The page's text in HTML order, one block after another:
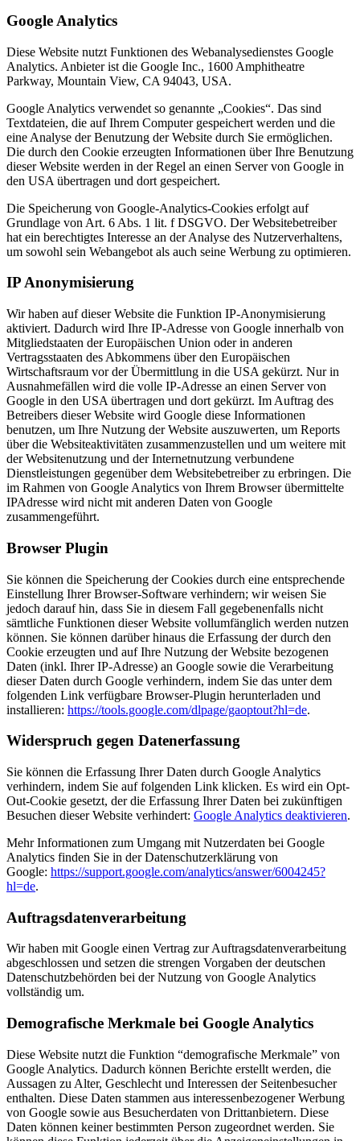
Google Analytics
Diese Website nutzt Funktionen des Webanalysedienstes Google
Analytics. Anbieter ist die Google Inc., 1600 Amphitheatre
Parkway, Mountain View, CA 94043, USA.
Google Analytics verwendet so genannte „Cookies“. Das sind
Textdateien, die auf Ihrem Computer gespeichert werden und die
eine Analyse der Benutzung der Website durch Sie ermöglichen.
Die durch den Cookie erzeugten Informationen über Ihre Benutzung
dieser Website werden in der Regel an einen Server von Google in
den USA übertragen und dort gespeichert.
Die Speicherung von Google-Analytics-Cookies erfolgt auf
Grundlage von Art. 6 Abs. 1 lit. f DSGVO. Der Websitebetreiber
hat ein berechtigtes Interesse an der Analyse des Nutzerverhaltens,
um sowohl sein Webangebot als auch seine Werbung zu optimieren.
IP Anonymisierung
Wir haben auf dieser Website die Funktion IP-Anonymisierung
aktiviert. Dadurch wird Ihre IP-Adresse von Google innerhalb von
Mitgliedstaaten der Europäischen Union oder in anderen
Vertragsstaaten des Abkommens über den Europäischen
Wirtschaftsraum vor der Übermittlung in die USA gekürzt. Nur in
Ausnahmefällen wird die volle IP-Adresse an einen Server von
Google in den USA übertragen und dort gekürzt. Im Auftrag des
Betreibers dieser Website wird Google diese Informationen
benutzen, um Ihre Nutzung der Website auszuwerten, um Reports
über die Websiteaktivitäten zusammenzustellen und um weitere mit
der Websitenutzung und der Internetnutzung verbundene
Dienstleistungen gegenüber dem Websitebetreiber zu erbringen. Die
im Rahmen von Google Analytics von Ihrem Browser übermittelte
IPAdresse wird nicht mit anderen Daten von Google
zusammengeführt.
Browser Plugin
Sie können die Speicherung der Cookies durch eine entsprechende
Einstellung Ihrer Browser-Software verhindern; wir weisen Sie
jedoch darauf hin, dass Sie in diesem Fall gegebenenfalls nicht
sämtliche Funktionen dieser Website vollumfänglich werden nutzen
können. Sie können darüber hinaus die Erfassung der durch den
Cookie erzeugten und auf Ihre Nutzung der Website bezogenen
Daten (inkl. Ihrer IP-Adresse) an Google sowie die Verarbeitung
dieser Daten durch Google verhindern, indem Sie das unter dem
folgenden Link verfügbare Browser-Plugin herunterladen und
installieren: https://tools.google.com/dlpage/gaoptout?hl=de.
Widerspruch gegen Datenerfassung
Sie können die Erfassung Ihrer Daten durch Google Analytics
verhindern, indem Sie auf folgenden Link klicken. Es wird ein Opt-
Out-Cookie gesetzt, der die Erfassung Ihrer Daten bei zukünftigen
Besuchen dieser Website verhindert: Google Analytics deaktivieren.
Mehr Informationen zum Umgang mit Nutzerdaten bei Google
Analytics finden Sie in der Datenschutzerklärung von
Google: https://support.google.com/analytics/answer/6004245?
hl=de.
Auftragsdatenverarbeitung
Wir haben mit Google einen Vertrag zur Auftragsdatenverarbeitung
abgeschlossen und setzen die strengen Vorgaben der deutschen
Datenschutzbehörden bei der Nutzung von Google Analytics
vollständig um.
Demografische Merkmale bei Google Analytics
Diese Website nutzt die Funktion “demografische Merkmale” von
Google Analytics. Dadurch können Berichte erstellt werden, die
Aussagen zu Alter, Geschlecht und Interessen der Seitenbesucher
enthalten. Diese Daten stammen aus interessenbezogener Werbung
von Google sowie aus Besucherdaten von Drittanbietern. Diese
Daten können keiner bestimmten Person zugeordnet werden. Sie